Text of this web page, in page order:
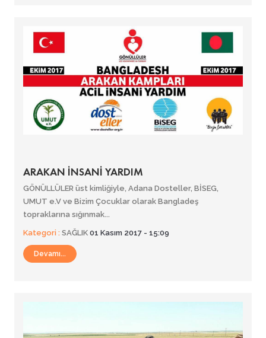
ARAKAN İNSANİ YARDIM
GÖNÜLLÜLER üst kimliğiyle, Adana Dosteller, BİSEG,
UMUT e.V ve Bizim Çocuklar olarak Bangladeş
topraklarına sığınmak...
Kategori : SAĞLIK 01 Kasım 2017 - 15:09
Devamı...